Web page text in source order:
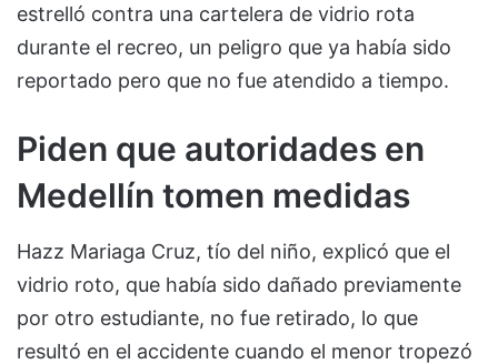
estrelló contra una cartelera de vidrio rota
durante el recreo, un peligro que ya había sido
reportado pero que no fue atendido a tiempo.
Piden que autoridades en
Medellín tomen medidas
Hazz Mariaga Cruz, tío del niño, explicó que el
vidrio roto, que había sido dañado previamente
por otro estudiante, no fue retirado, lo que
resultó en el accidente cuando el menor tropezó